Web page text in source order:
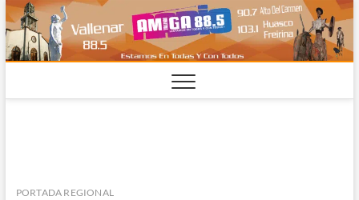
Saltar
al
contenido
PORTADA REGIONAL